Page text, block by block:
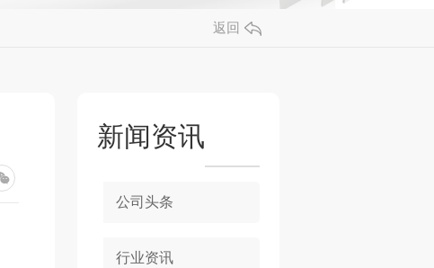
返回
新闻资讯
公司头条
行业资讯